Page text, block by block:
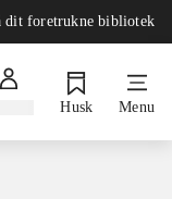
dit foretrukne bibliotek
Husk Menu